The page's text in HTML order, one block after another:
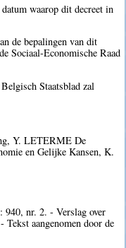
waarop dit decreet in
de bepalingen van dit
Sociaal-Economische Raad
Staatsblad zal
Y. LETERME De
en Gelijke Kansen, K.
940, nr. 2. - Verslag over
aangenomen door de